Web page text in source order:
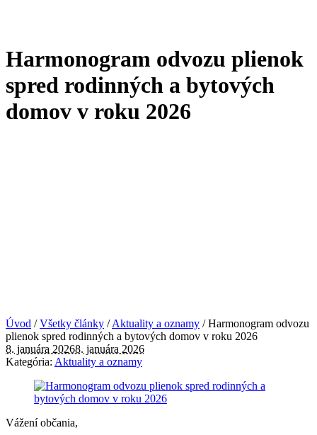
Harmonogram odvozu plienok
spred rodinných a bytových
domov v roku 2026
Úvod /Všetky články /Aktuality a oznamy /Harmonogram odvozu
plienok spred rodinných a bytových domov v roku 2026
8. januára 20268. januára 2026
Kategória: Aktuality a oznamy
Vážení občania,